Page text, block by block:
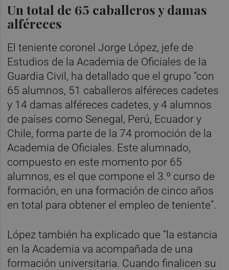
Un total de 65 caballeros y damas
alféreces
El teniente coronel Jorge López, jefe de
Estudios de la Academia de Oficiales de la
Guardia Civil, ha detallado que el grupo “con
65 alumnos, 51 caballeros alféreces cadetes
y 14 damas alféreces cadetes, y 4 alumnos
de países como Senegal, Perú, Ecuador y
Chile, forma parte de la 74 promoción de la
Academia de Oficiales. Este alumnado,
compuesto en este momento por 65
alumnos, es el que compone el 3.º curso de
formación, en una formación de cinco años
en total para obtener el empleo de teniente”.
López también ha explicado que “la estancia
en la Academia va acompañada de una
formación universitaria. Cuando finalicen su